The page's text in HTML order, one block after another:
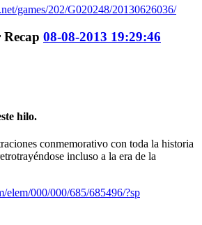
games/202/G020248/20130626036/
Recap 08-08-2013 19:29:46
hilo.
conmemorativo con toda la historia
incluso a la era de la
elem/000/000/685/685496/?sp